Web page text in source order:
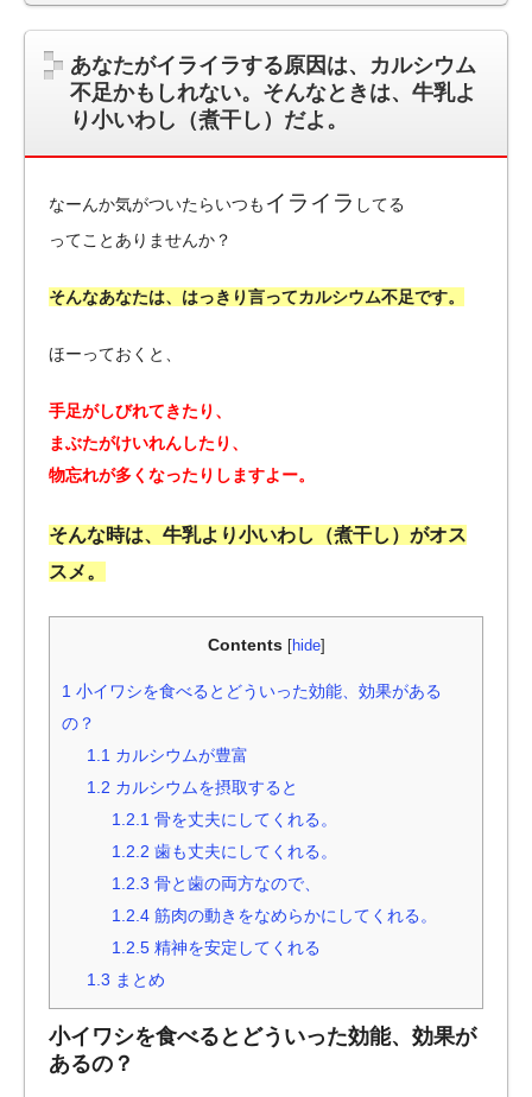
あなたがイライラする原因は、カルシウム
不足かもしれない。そんなときは、牛乳よ
り小いわし（煮干し）だよ。
なーんか気がついたらいつも イライラ してる
ってことありませんか？
そんなあなたは、はっきり言ってカルシウム不足です。
ほーっておくと、
手足がしびれてきたり、
まぶたがけいれんしたり、
物忘れが多くなったりしますよー。
そんな時は、牛乳より小いわし（煮干し）がオス
スメ。
Contents [hide]
1 小イワシを食べるとどういった効能、効果がある
の？
1.1 カルシウムが豊富
1.2 カルシウムを摂取すると
1.2.1 骨を丈夫にしてくれる。
1.2.2 歯も丈夫にしてくれる。
1.2.3 骨と歯の両方なので、
1.2.4 筋肉の動きをなめらかにしてくれる。
1.2.5 精神を安定してくれる
1.3 まとめ
小イワシを食べるとどういった効能、効果が
あるの？